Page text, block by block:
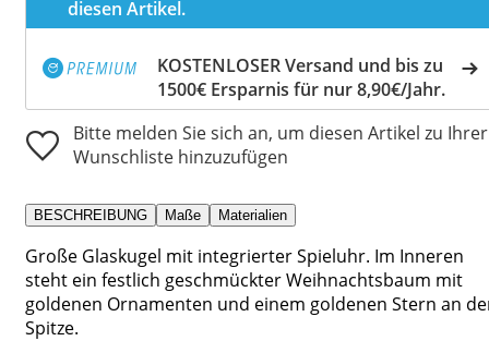
diesen Artikel.
KOSTENLOSER Versand und bis zu
1500€ Ersparnis für nur 8,90€/Jahr.
Bitte melden Sie sich an, um diesen Artikel zu Ihrer
Wunschliste hinzuzufügen
BESCHREIBUNG Maße Materialien
Große Glaskugel mit integrierter Spieluhr. Im Inneren
steht ein festlich geschmückter Weihnachtsbaum mit
goldenen Ornamenten und einem goldenen Stern an
Spitze.